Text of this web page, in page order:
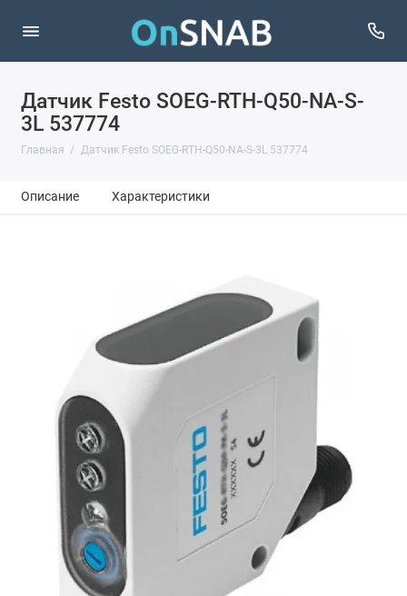
Датчик Festo SOEG-RTH-Q50-NA-S-
3L 537774
Главная Датчик Festo SOEG-RTH-Q50-NA-S-3L 537774
Описание Характеристики